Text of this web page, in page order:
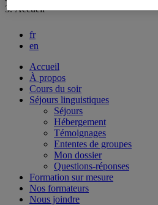
Accueil
fr
en
Accueil
À propos
Cours du soir
Séjours linguistiques
Séjours
Hébergement
Témoignages
Ententes de groupes
Mon dossier
Questions-réponses
Formation sur mesure
Nos formateurs
Nous joindre